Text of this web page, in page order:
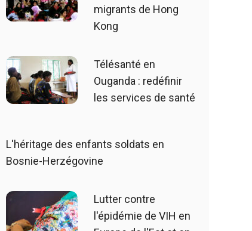
migrants de Hong
Kong
Télésanté en
Ouganda : redéfinir
les services de santé
L'héritage des enfants soldats en
Bosnie-Herzégovine
Lutter contre
l'épidémie de VIH en